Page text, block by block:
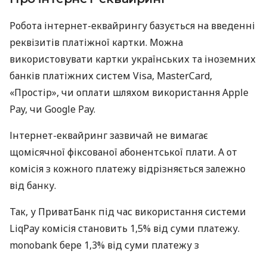
Робота інтернет-еквайрингу базується на введенні
реквізитів платіжної картки. Можна
використовувати картки українських та іноземних
банків платіжних систем Visa, MasterCard,
«Простір», чи оплати шляхом використання Apple
Pay, чи Google Pay.
Інтернет-еквайринг зазвичай не вимагає
щомісячної фіксованої абонентської плати. А от
комісія з кожного платежу відрізняється залежно
від банку.
Так, у ПриватБанк під час використання системи
LiqPay комісія становить 1,5% від суми платежу.
monobank бере 1,3% від суми платежу з